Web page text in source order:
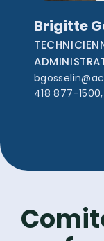
Brigitte
418 877-